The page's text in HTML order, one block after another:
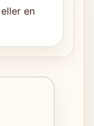
en